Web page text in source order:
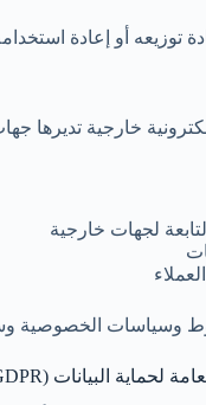
توزيعه أو إعادة
خارجية تديرها
لجهات خارجية
وسياسات الخصوصية